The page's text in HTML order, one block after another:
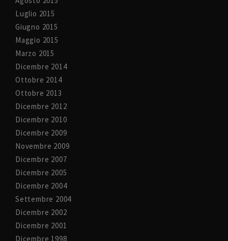
Luglio 2015
Giugno 2015
Maggio 2015
Marzo 2015
Dicembre 2014
Ottobre 2014
Ottobre 2013
Dicembre 2012
Dicembre 2010
Dicembre 2009
Novembre 2009
Dicembre 2007
Dicembre 2005
Dicembre 2004
Settembre 2004
Dicembre 2002
Dicembre 2001
Dicembre 1998